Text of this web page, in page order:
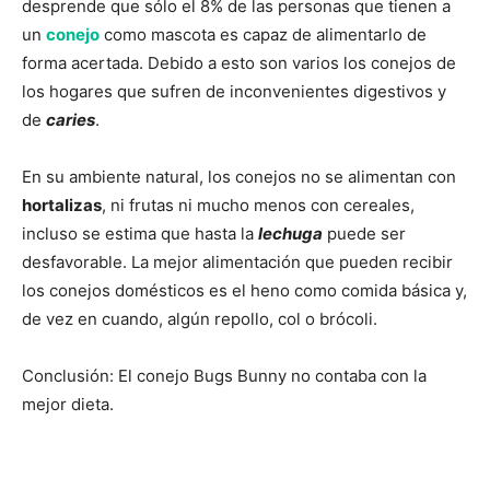
desprende que sólo el 8% de las personas que tienen a
un conejo como mascota es capaz de alimentarlo de
forma acertada. Debido a esto son varios los conejos de
los hogares que sufren de inconvenientes digestivos y
de caries.
En su ambiente natural, los conejos no se alimentan con
hortalizas, ni frutas ni mucho menos con cereales,
incluso se estima que hasta la lechuga puede ser
desfavorable. La mejor alimentación que pueden recibir
los conejos domésticos es el heno como comida básica y,
de vez en cuando, algún repollo, col o brócoli.
Conclusión: El conejo Bugs Bunny no contaba con la
mejor dieta.